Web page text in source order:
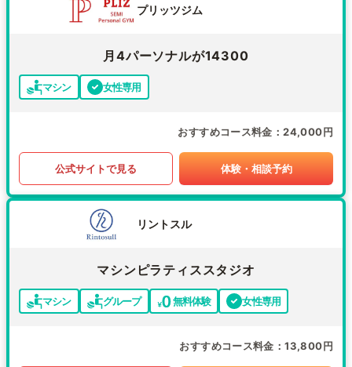
プリッツジム
月4パーソナルが14300
マシン 女性専用
おすすめコース料金 24,000円
公式サイトで見る 体験・相談予約
リントスル
マシンピラティススタジオ
マシン グループ 無料体験 女性専用
おすすめコース料金 13,800円